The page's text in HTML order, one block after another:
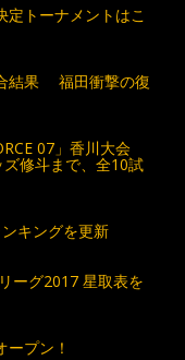
定トーナメントはこ
結果 福田衝撃の復
07」香川大会
修斗まで、全10試
キングを更新
ーグ2017 星取表を
プン！